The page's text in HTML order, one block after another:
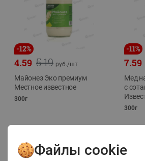
-12%
5.19
4.59 руб./шт
Майонез Эко премиум
Местное известное
300г
-11%
7.59
Мед
с
300г
Файлы cookie